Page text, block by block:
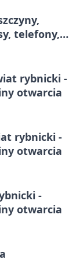
telefony,
rybnicki -
otwarcia
rybnicki -
otwarcia
-
otwarcia